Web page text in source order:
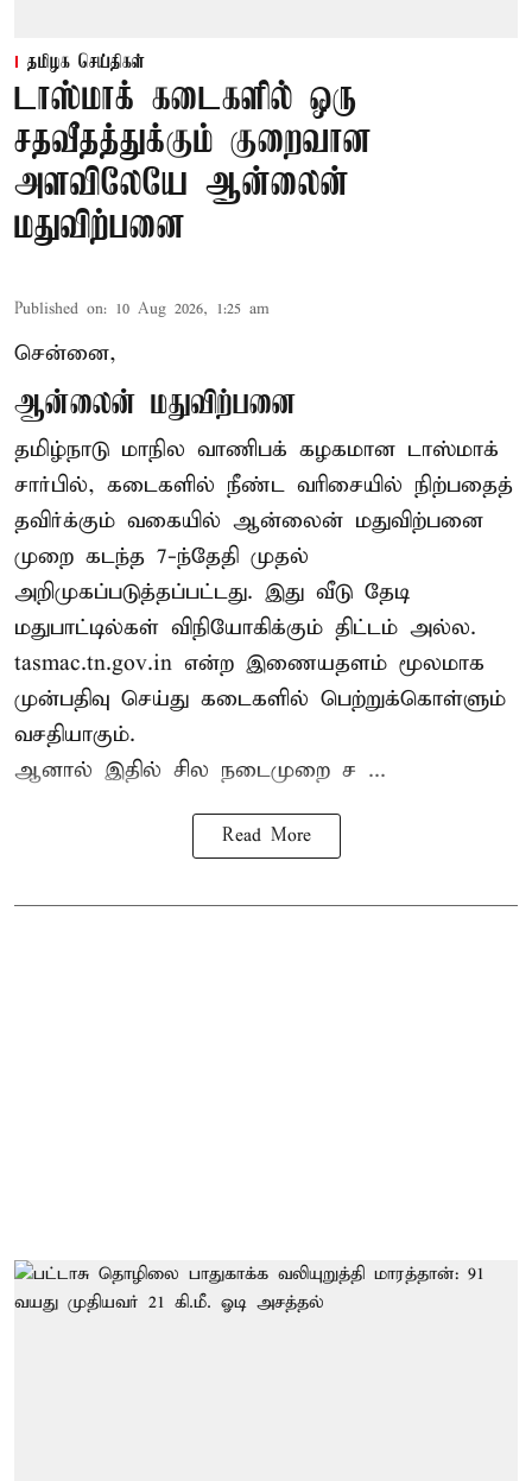
தமிழக செய்திகள்
டாஸ்மாக் கடைகளில் ஒரு
சதவீதத்துக்கும் குறைவான
அளவிலேயே ஆன்லைன்
மதுவிற்பனை
Published on: 10 Aug 2026, 1:25 am
சென்னை,
ஆன்லைன் மதுவிற்பனை
தமிழ்நாடு மாநில வாணிபக் கழகமான டாஸ்மாக்
சார்பில், கடைகளில் நீண்ட வரிசையில் நிற்பதைத்
தவிர்க்கும் வகையில் ஆன்லைன் மதுவிற்பனை
முறை கடந்த 7-ந்தேதி முதல்
அறிமுகப்படுத்தப்பட்டது. இது வீடு தேடி
மதுபாட்டில்கள் விநியோகிக்கும் திட்டம் அல்ல.
tasmac.tn.gov.in என்ற இணையதளம் மூலமாக
முன்பதிவு செய்து கடைகளில் பெற்றுக்கொள்ளும்
வசதியாகும்.
ஆனால் இதில் சில நடைமுறை ச ...
Read More